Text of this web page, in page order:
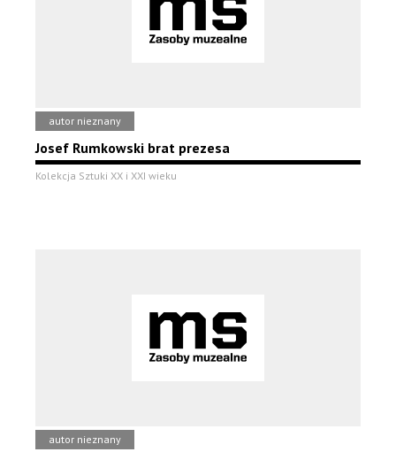
autor nieznany
Josef Rumkowski brat prezesa
Kolekcja Sztuki XX i XXI wieku
autor nieznany